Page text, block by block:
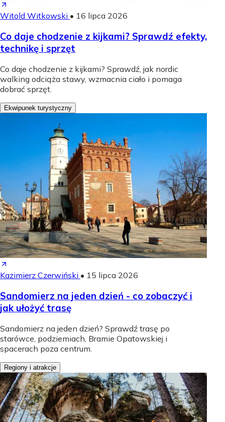
Witold Witkowski • 16 lipca 2026
Co daje chodzenie z kijkami? Sprawdź efekty,
technikę i sprzęt
Co daje chodzenie z kijkami? Sprawdź, jak nordic
walking odciąża stawy, wzmacnia ciało i pomaga
dobrać sprzęt.
Ekwipunek turystyczny
Kazimierz Czerwiński • 15 lipca 2026
Sandomierz na jeden dzień - co zobaczyć i
jak ułożyć trasę
Sandomierz na jeden dzień? Sprawdź trasę po
starówce, podziemiach, Bramie Opatowskiej i
spacerach poza centrum.
Regiony i atrakcje